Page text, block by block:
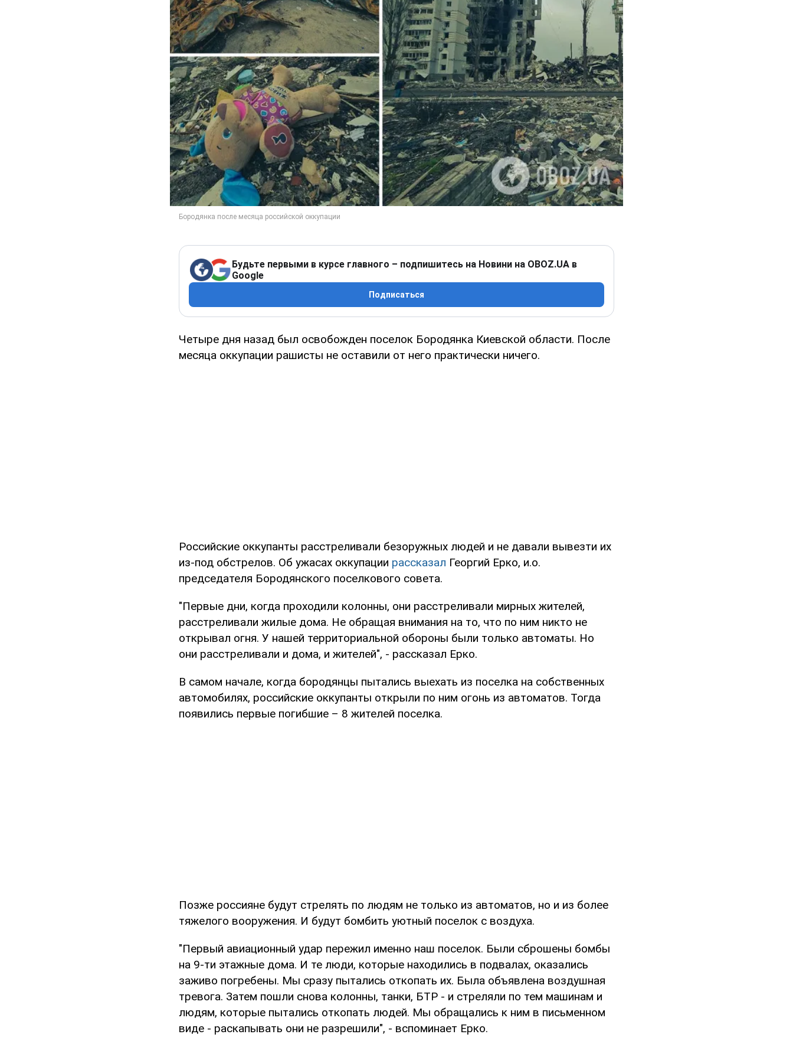
Будьте первыми в курсе главного – подпишитесь на Новини на OBOZ.UA в
Google
Подписаться
Четыре дня назад был освобожден поселок Бородянка Киевской области. После
месяца оккупации рашисты не оставили от него практически ничего.
Российские оккупанты расстреливали безоружных людей и не давали вывезти их
из-под обстрелов. Об ужасах оккупации рассказал Георгий Ерко, и.о.
председателя Бородянского поселкового совета.
"Первые дни, когда проходили колонны, они расстреливали мирных жителей,
расстреливали жилые дома. Не обращая внимания на то, что по ним никто не
открывал огня. У нашей территориальной обороны были только автоматы. Но
они расстреливали и дома, и жителей", - рассказал Ерко.
В самом начале, когда бородянцы пытались выехать из поселка на собственных
автомобилях, российские оккупанты открыли по ним огонь из автоматов. Тогда
появились первые погибшие – 8 жителей поселка.
Позже россияне будут стрелять по людям не только из автоматов, но и из более
тяжелого вооружения. И будут бомбить уютный поселок с воздуха.
"Первый авиационный удар пережил именно наш поселок. Были сброшены бомбы
на 9-ти этажные дома. И те люди, которые находились в подвалах, оказались
заживо погребены. Мы сразу пытались откопать их. Была объявлена воздушная
тревога. Затем пошли снова колонны, танки, БТР - и стреляли по тем машинам и
людям, которые пытались откопать людей. Мы обращались к ним в письменном
виде - раскапывать они не разрешили", - вспоминает Ерко.